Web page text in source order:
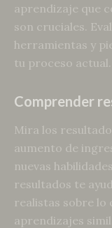
aprendizaje que
son cruciales.
herramientas y
tu proceso actual.
Comprender
Mira los
aumento de
nuevas
resultados te
realistas sobre
aprendizajes